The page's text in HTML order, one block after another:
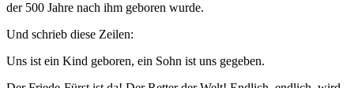
der 500 Jahre nach ihm geboren wurde.
Und schrieb diese Zeilen:
Uns ist ein Kind geboren, ein Sohn ist uns gegeben.